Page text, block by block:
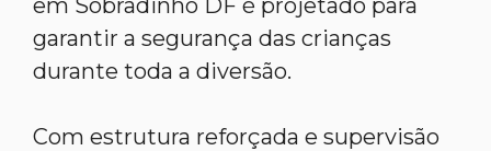
em Sobradinho DF é projetado para
garantir a segurança das crianças
durante toda a diversão.
Com estrutura reforçada e supervisão